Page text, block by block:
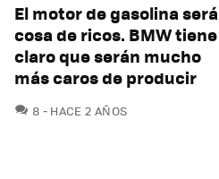
El motor de gasolina será
cosa de ricos. BMW tiene
claro que serán mucho
más caros de producir
8 COMENTARIOS
HACE 2 AÑOS